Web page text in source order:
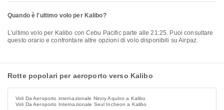
Quando è l'ultimo volo per Kalibo?
L’ultimo volo per Kalibo con Cebu Pacific parte alle 21:25. Puoi consultare
questo orario e confrontare altre opzioni di volo disponibili su Airpaz.
Rotte popolari per aeroporto verso Kalibo
Voli Da Aeroporto internazionale Ninoy Aquino a Kalibo
Voli Da Aeroporto Internazionale Seul Incheon a Kalibo